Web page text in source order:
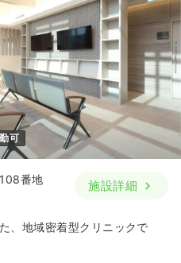
残業月5時間
月給40万円以上可
詳細を見る
可
番地
施設詳細
、地域密着型クリニックで